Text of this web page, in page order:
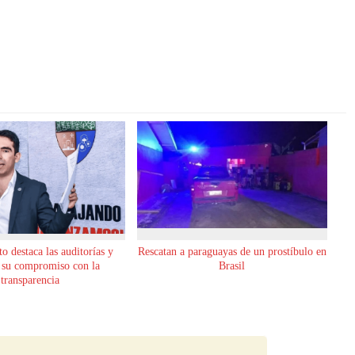
destaca las auditorías y
compromiso con la
transparencia
Rescatan a paraguayas de un prostíbulo en
Brasil